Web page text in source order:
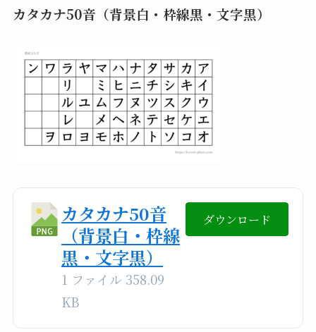
カタカナ50音（背景白・枠線黒・文字黒）
カタカナ50音
（背景白・枠線
黒・文字黒）
1 ファイル 358.09
KB
ダウンロード